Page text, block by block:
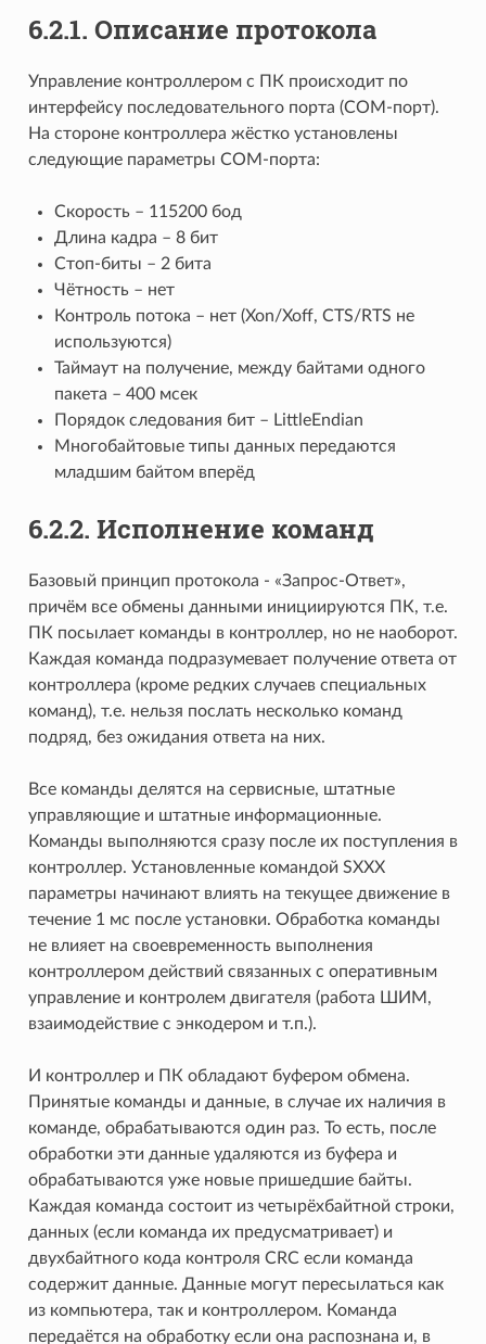
6.2.1. Описание протокола
Управление контроллером с ПК происходит по
интерфейсу последовательного порта (COM-порт).
На стороне контроллера жёстко установлены
следующие параметры COM-порта:
Скорость – 115200 бод
Длина кадра – 8 бит
Стоп-биты – 2 бита
Чётность – нет
Контроль потока – нет (Xon/Xoff, CTS/RTS не
используются)
Таймаут на получение, между байтами одного
пакета – 400 мсек
Порядок следования бит – LittleEndian
Многобайтовые типы данных передаются
младшим байтом вперёд
6.2.2. Исполнение команд
Базовый принцип протокола - «Запрос-Ответ»,
причём все обмены данными инициируются ПК, т.е.
ПК посылает команды в контроллер, но не наоборот.
Каждая команда подразумевает получение ответа от
контроллера (кроме редких случаев специальных
команд), т.е. нельзя послать несколько команд
подряд, без ожидания ответа на них.
Все команды делятся на сервисные, штатные
управляющие и штатные информационные.
Команды выполняются сразу после их поступления в
контроллер. Установленные командой SХХХ
параметры начинают влиять на текущее движение в
течение 1 мс после установки. Обработка команды
не влияет на своевременность выполнения
контроллером действий связанных с оперативным
управление и контролем двигателя (работа ШИМ,
взаимодействие с энкодером и т.п.).
И контроллер и ПК обладают буфером обмена.
Принятые команды и данные, в случае их наличия в
команде, обрабатываются один раз. То есть, после
обработки эти данные удаляются из буфера и
обрабатываются уже новые пришедшие байты.
Каждая команда состоит из четырёхбайтной строки,
данных (если команда их предусматривает) и
двухбайтного кода контроля CRC если команда
содержит данные. Данные могут пересылаться как
из компьютера, так и контроллером. Команда
передаётся на обработку если она распознана и, в